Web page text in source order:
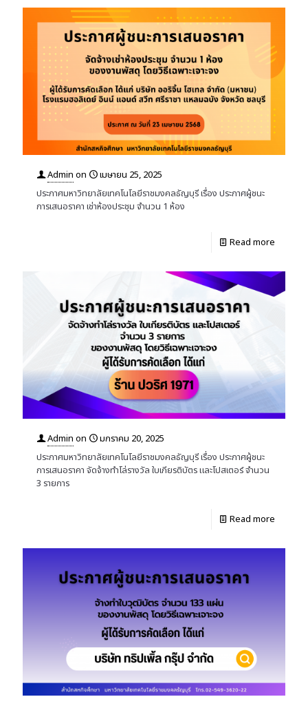
Admin on
เมษายน 25, 2025
ประกาศมหาวิทยาลัยเทคโนโลยีราชมงคลธัญบุรี เรื่อง ประกาศผู้ชนะ
การเสนอราคา เช่าห้องประชุม จำนวน 1 ห้อง
Read more
Admin on
มกราคม 20, 2025
ประกาศมหาวิทยาลัยเทคโนโลยีราชมงคลธัญบุรี เรื่อง ประกาศผู้ชนะ
การเสนอราคา จัดจ้างทำโล่รางวัล ใบเกียรติบัตร และโปสเตอร์ จำนวน
3 รายการ
Read more